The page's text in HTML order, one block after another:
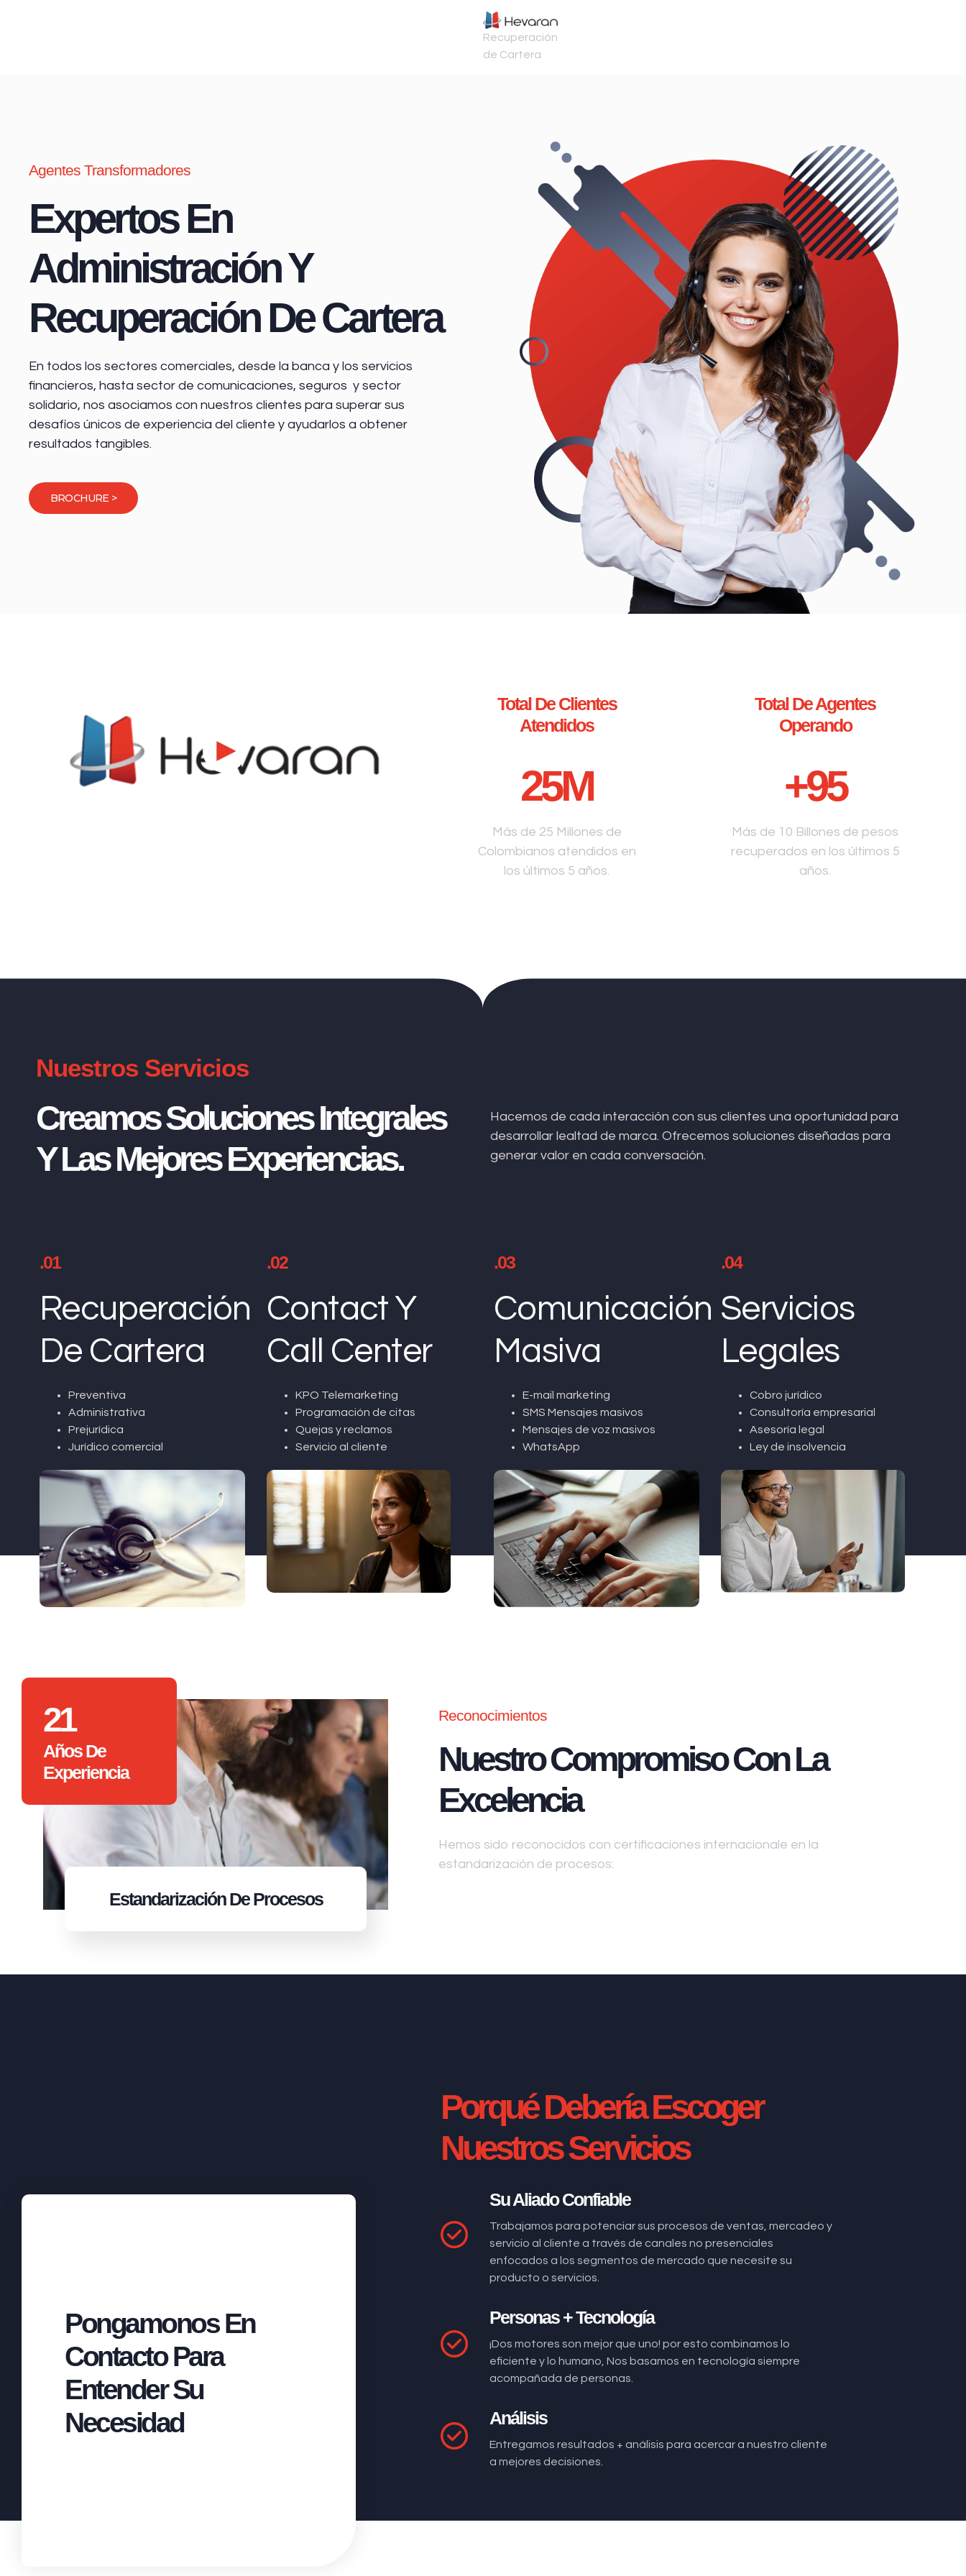
Recuperación
de Cartera
Agentes Transformadores
Expertos En
Administración Y
Recuperación De Cartera
En todos los sectores comerciales, desde la banca y los servicios
financieros, hasta sector de comunicaciones, seguros y sector
solidario, nos asociamos con nuestros clientes para superar sus
desafíos únicos de experiencia del cliente y ayudarlos a obtener
resultados tangibles.
BROCHURE >
Total De Clientes
Atendidos
25M
Más de 25 Millones de
Colombianos atendidos en
los últimos 5 años.
Total De Agentes
Operando
+95
Más de 10 Billones de pesos
recuperados en los últimos 5
años.
Nuestros Servicios
Creamos Soluciones Integrales
Y Las Mejores Experiencias.
Hacemos de cada interacción con sus clientes una oportunidad para
desarrollar lealtad de marca. Ofrecemos soluciones diseñadas para
generar valor en cada conversación.
.01
Recuperación
De Cartera
Preventiva
Administrativa
Prejurídica
Jurídico comercial
.02
Contact Y
Call Center
KPO Telemarketing
Programación de citas
Quejas y reclamos
Servicio al cliente
.03
Comunicación
Masiva
E-mail marketing
SMS Mensajes masivos
Mensajes de voz masivos
WhatsApp
.04
Servicios
Legales
Cobro jurídico
Consultoría empresarial
Asesoría legal
Ley de insolvencia
21
Años De
Experiencia
EstandarizaciónDe Procesos
Reconocimientos
Nuestro Compromiso Con La
Excelencia
Hemos sido reconocidos con certificaciones internacionale en la
estandarización de procesos:
Pongamonos En
Contacto Para
Entender Su
Necesidad
Porqué Debería Escoger
Nuestros Servicios
Su Aliado Confiable
Trabajamos para potenciar sus procesos de ventas, mercadeo y
servicio al cliente a través de canales no presenciales
enfocados a los segmentos de mercado que necesite su
producto o servicios.
Personas + Tecnología
¡Dos motores son mejor que uno! por esto combinamos lo
eficiente y lo humano, Nos basamos en tecnología siempre
acompañada de personas.
Análisis
Entregamos resultados + análisis para acercar a nuestro cliente
a mejores decisiones.